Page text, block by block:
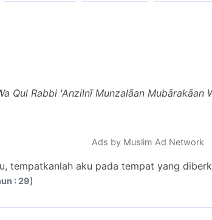
Qul Rabbi 'Anzilnī Munzalāan Mubārakāan
Ads by Muslim Ad Network
tempatkanlah aku pada tempat yang
: 29)